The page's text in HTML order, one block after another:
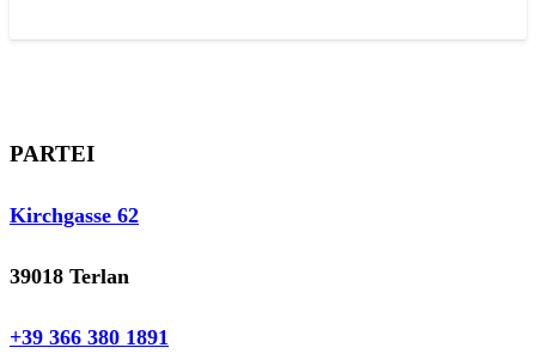
PARTEI
Kirchgasse 62
39018 Terlan
+39 366 380 1891